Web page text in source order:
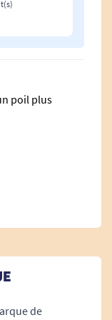
poil plus
tout de
de